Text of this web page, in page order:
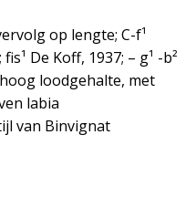
op lengte; C-f¹
De Koff, 1937; – g¹ -b²
loodgehalte, met
labia
van Binvignat